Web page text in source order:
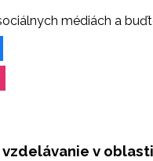
médiách a
v